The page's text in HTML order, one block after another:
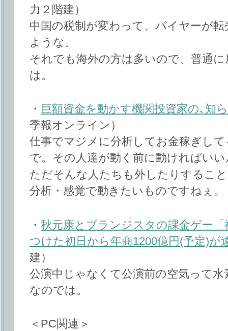
力２階建）
中国の税制が変わって、バイヤーが
ような。
それでも海外の方は多いので、普通
は。
・ 巨額資金を動かす機関投資家の､知
季報オンライン）
仕事でマジメに分析してお金稼ぎし
で。その人達が動く前に動ければい
ただそんな人たちも外したりするこ
分析・感覚で動きたいものですねぇ。
・ 秋元康とブランジスタの課金ゲー
つけた初日から年商1200億円(予定)が
建）
公演中じゃなくて公演前の空気って
なのでは。
＜PC関連＞